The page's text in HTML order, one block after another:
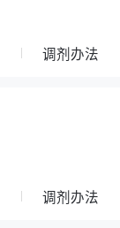
调剂办法
调剂办法